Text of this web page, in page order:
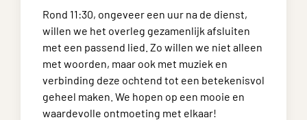
Rond 11:30, ongeveer een uur na de dienst,
willen we het overleg gezamenlijk afsluiten
met een passend lied. Zo willen we niet alleen
met woorden, maar ook met muziek en
verbinding deze ochtend tot een betekenisvol
geheel maken. We hopen op een mooie en
waardevolle ontmoeting met elkaar!